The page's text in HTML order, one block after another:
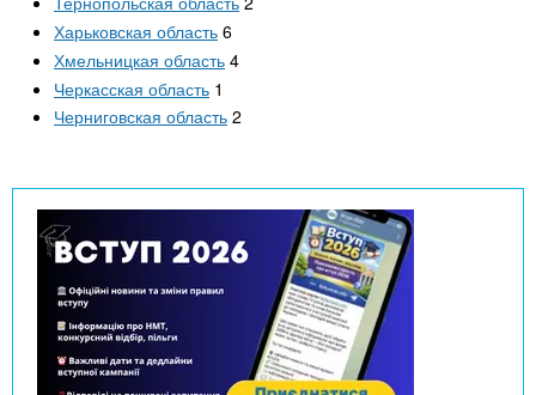
Харьковская область 6
Хмельницкая область 4
Черкасская область 1
Черниговская область 2